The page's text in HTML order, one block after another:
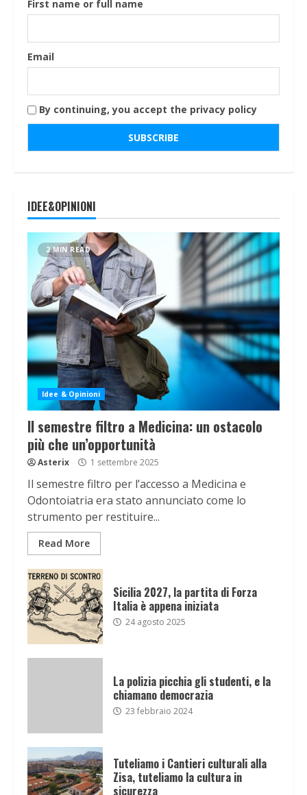
First name or full name
Email
By continuing, you accept the privacy policy
IDEE&OPINIONI
2 MIN READ
Idee & Opinioni
Il semestre filtro a Medicina: un ostacolo
più che un’opportunità
Asterix 1 settembre 2025
Il semestre filtro per l’accesso a Medicina e
Odontoiatria era stato annunciato come lo
strumento per restituire...
Read More
Sicilia 2027, la partita di Forza
Italia è appena iniziata
24 agosto 2025
La polizia picchia gli studenti, e la
chiamano democrazia
23 febbraio 2024
Tuteliamo i Cantieri culturali alla
Zisa, tuteliamo la cultura in
sicurezza